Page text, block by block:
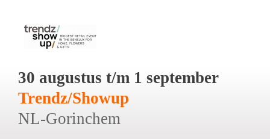
30 augustus t/m 1 september
Trendz/Showup
NL-Gorinchem